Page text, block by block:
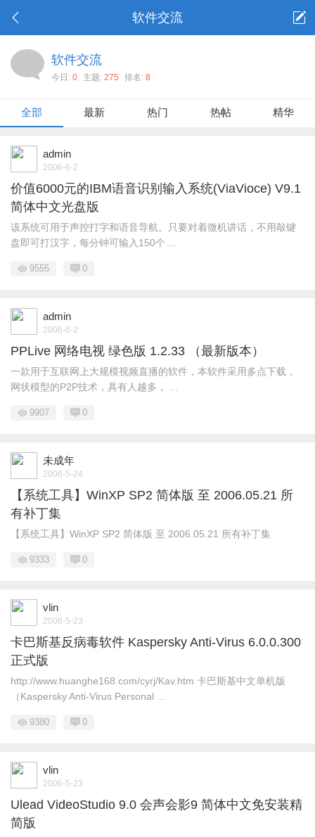
软件交流
软件交流
今日: 0 主题: 275 排名: 8
全部 最新 热门 热帖 精华
admin
2006-6-2
价值6000元的IBM语音识别输入系统(ViaVioce) V9.1
简体中文光盘版
该系统可用于声控打字和语音导航。只要对着微机讲话，不用敲键
盘即可打汉字，每分钟可输入150个 ...
9555 0
admin
2006-6-2
PPLive 网络电视 绿色版 1.2.33 （最新版本）
一款用于互联网上大规模视频直播的软件，本软件采用多点下载，
网状模型的P2P技术，具有人越多， ...
9907 0
未成年
2006-5-24
【系统工具】WinXP SP2 简体版 至 2006.05.21 所
有补丁集
【系统工具】WinXP SP2 简体版 至 2006.05.21 所有补丁集
9333 0
vlin
2006-5-23
卡巴斯基反病毒软件 Kaspersky Anti-Virus 6.0.0.300
正式版
http://www.huanghe168.com/cyrj/Kav.htm 卡巴斯基中文单机版
（Kaspersky Anti-Virus Personal ...
9380 0
vlin
2006-5-23
Ulead VideoStudio 9.0 会声会影9 简体中文免安装精
简版